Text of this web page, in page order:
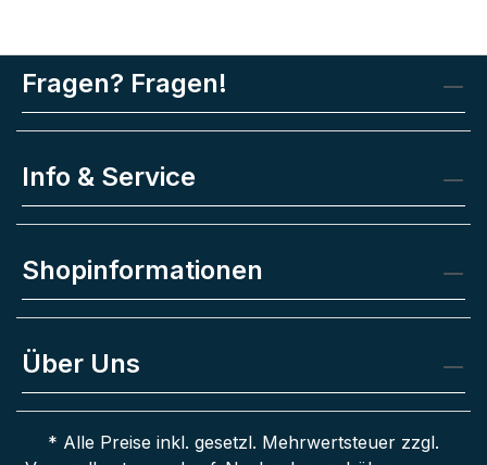
Fragen? Fragen!
Info & Service
Shopinformationen
Über Uns
* Alle Preise inkl. gesetzl. Mehrwertsteuer zzgl.